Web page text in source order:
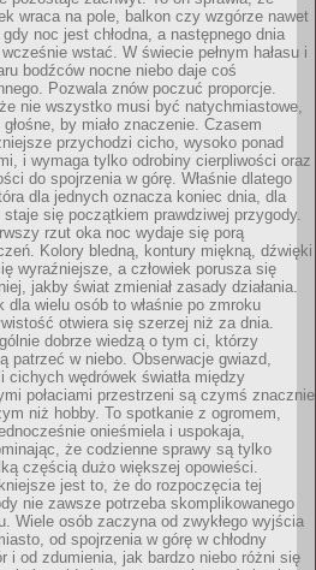
wraca na pole, balkon czy wzgórze nawet
noc jest chłodna, a następnego dnia
wstać. W świecie pełnym hałasu i
bodźców nocne niebo daje coś
Pozwala znów poczuć proporcje.
nie wszystko musi być natychmiastowe,
głośne, by miało znaczenie. Czasem
przychodzi cicho, wysoko ponad
i wymaga tylko odrobiny cierpliwości oraz
do spojrzenia w górę. Właśnie dlatego
dla jednych oznacza koniec dnia, dla
staje się początkiem prawdziwej przygody.
rzut oka noc wydaje się porą
Kolory bledną, kontury miękną, dźwięki
wyraźniejsze, a człowiek porusza się
jakby świat zmieniał zasady działania.
dla wielu osób to właśnie po zmroku
otwiera się szerzej niż za dnia.
dobrze wiedzą o tym ci, którzy
patrzeć w niebo. Obserwacje gwiazd,
cichych wędrówek światła między
połaciami przestrzeni są czymś znacznie
niż hobby. To spotkanie z ogromem,
onieśmiela i uspokaja,
że codzienne sprawy są tylko
częścią dużo większej opowieści.
jest to, że do rozpoczęcia tej
nie zawsze potrzeba skomplikowanego
Wiele osób zaczyna od zwykłego wyjścia
od spojrzenia w górę w chłodny
i od zdumienia, jak bardzo niebo różni się